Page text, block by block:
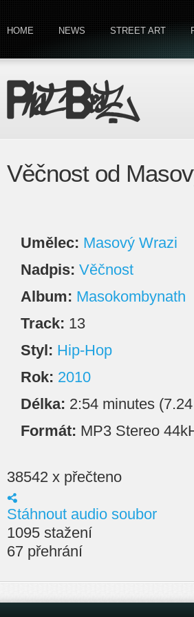
HOME NEWS STREET ART
Věčnost od
Umělec: Masový Wrazi
Nadpis: Věčnost
Album: Masokombynath
Track: 13
Styl: Hip-Hop
Rok: 2010
Délka: 2:54 minutes
Formát: MP3 Stereo
38542 x přečteno
Stáhnout audio soubor
1095 stažení
67 přehrání